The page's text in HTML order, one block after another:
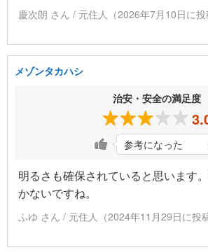
慶次朗 さん / 元住人（2026年7月10日に投
メゾンタカハシ
治安・安全の満足度
参考になった
明るさも確保されていると思います
かないですね。
ふゆ さん / 元住人（2024年11月29日に投稿